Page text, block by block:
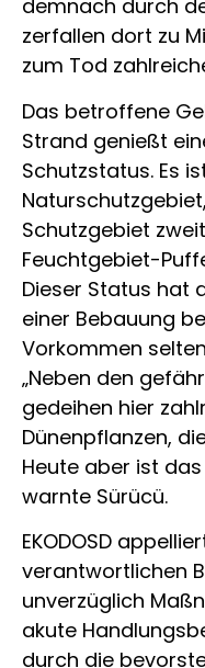
demnach durch
zerfallen dort zu
zum Tod
Das betroffene
Strand genießt
Schutzstatus. Es
Schutzgebiet
Feuchtgebiet-
Dieser Status hat
einer Bebauung
Vorkommen
„Neben den
gedeihen hier
Dünenpflanzen,
Heute aber ist
warnte Sürücü.
EKODOSD
verantwortlichen
unverzüglich
akute
durch die